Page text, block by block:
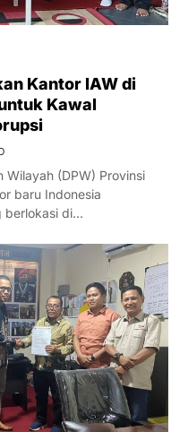
Kantor IAW di
Kawal
Wilayah (DPW) Provinsi
baru Indonesia
berlokasi di…